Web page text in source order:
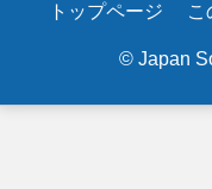
Secondary
トップページ こ
© Japan